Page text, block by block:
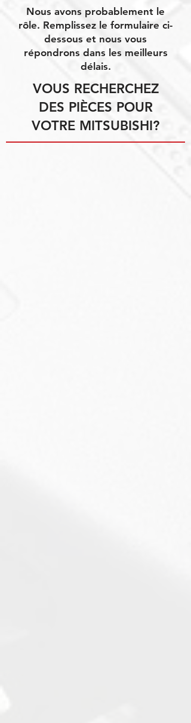
Nous avons probablement le
rôle. Remplissez le formulaire ci-
dessous et nous vous
répondrons dans les meilleurs
délais.
VOUS RECHERCHEZ
DES PIÈCES POUR
VOTRE MITSUBISHI?